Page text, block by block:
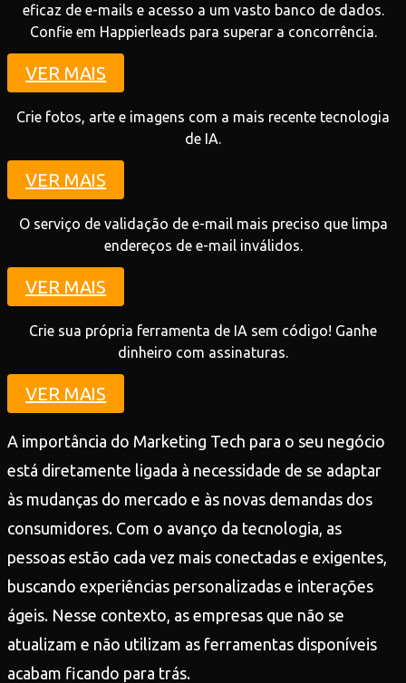
eficaz de e-mails e acesso a um vasto banco de dados.
Confie em Happierleads para superar a concorrência.
VER MAIS
Crie fotos, arte e imagens com a mais recente tecnologia
de IA.
VER MAIS
O serviço de validação de e-mail mais preciso que limpa
endereços de e-mail inválidos.
VER MAIS
Crie sua própria ferramenta de IA sem código! Ganhe
dinheiro com assinaturas.
VER MAIS
A importância do Marketing Tech para o seu negócio
está diretamente ligada à necessidade de se adaptar
às mudanças do mercado e às novas demandas dos
consumidores. Com o avanço da tecnologia, as
pessoas estão cada vez mais conectadas e exigentes,
buscando experiências personalizadas e interações
ágeis. Nesse contexto, as empresas que não se
atualizam e não utilizam as ferramentas disponíveis
acabam ficando para trás.